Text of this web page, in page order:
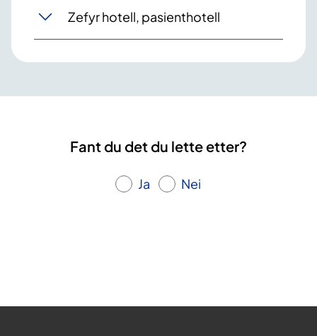
Zefyr hotell, pasienthotell
Fant du det du lette etter?
Ja Nei